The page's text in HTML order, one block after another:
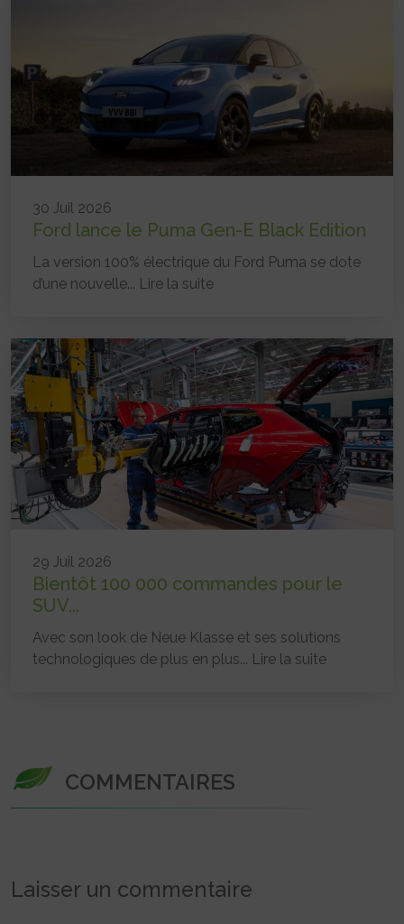
30 Juil 2026
Ford lance le Puma Gen-E Black Edition
La version 100% électrique du Ford Puma se dote
d’une nouvelle... Lire la suite
29 Juil 2026
Bientôt 100 000 commandes pour le
SUV...
Avec son look de Neue Klasse et ses solutions
technologiques de plus en plus... Lire la suite
COMMENTAIRES
Laisser un commentaire